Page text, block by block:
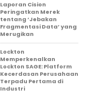
Laporan Cision
Peringatkan Merek
tentang ‘Jebakan
Fragmentasi Data’ yang
Merugikan
Lockton
Memperkenalkan
Lockton SAGE: Platform
Kecerdasan Perusahaan
Terpadu Pertama di
Industri